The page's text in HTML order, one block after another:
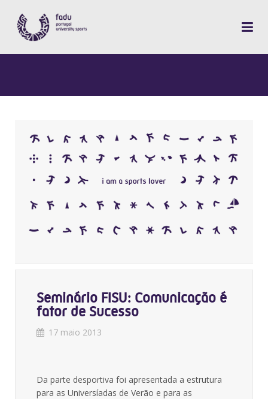
Seminário FISU: Comunicação é
fator de Sucesso
17 maio 2013
Da parte desportiva foi apresentada a estrutura
para as Universíadas de Verão e para as